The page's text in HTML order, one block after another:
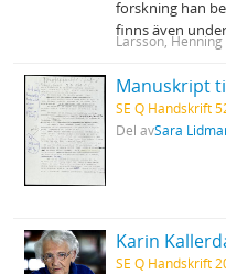
forskning han
finns även
Larsson, Henning
SE Q Handskrift
Del avSara
Karin
SE Q Handskrift